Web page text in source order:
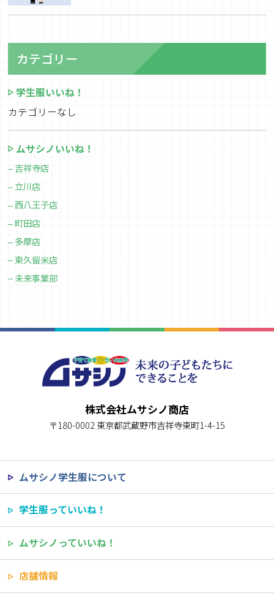
カテゴリー
学生服いいね！
カテゴリーなし
ムサシノいいね！
吉祥寺店
立川店
西八王子店
町田店
多摩店
東久留米店
未来事業部
株式会社ムサシノ商店
〒180-0002 東京都武蔵野市吉祥寺東町1-4-15
ムサシノ学生服について
学生服っていいね！
ムサシノっていいね！
店舗情報